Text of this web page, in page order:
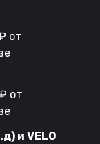
от
от
и VELO